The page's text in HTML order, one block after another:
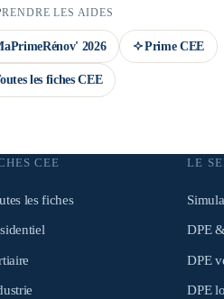
LES AIDES
2026 Prime CEE
les fiches CEE
CEE
les fiches
LE
DPE
DPE
DPE